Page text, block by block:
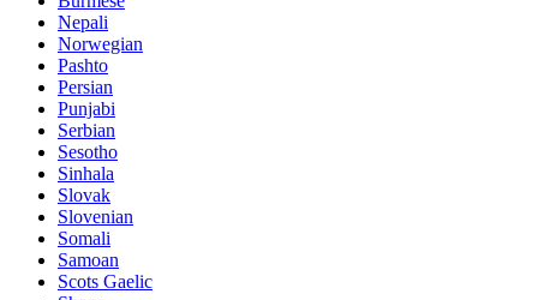
Nepali
Norwegian
Pashto
Persian
Punjabi
Serbian
Sesotho
Sinhala
Slovak
Slovenian
Somali
Samoan
Scots Gaelic